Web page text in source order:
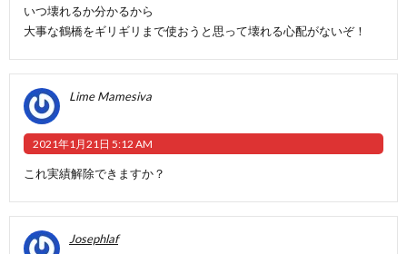
いつ壊れるか分かるから
大事な鶴橋をギリギリまで使おうと思って壊れる心配がないぞ！
Lime Mamesiva
2021年1月21日 5:12 AM
これ実績解除できますか？
Josephlaf